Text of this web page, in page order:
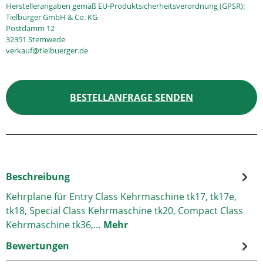
Herstellerangaben gemäß EU-Produktsicherheitsverordnung (GPSR):
Tielbürger GmbH & Co. KG
Postdamm 12
32351 Stemwede
verkauf@tielbuerger.de
BESTELLANFRAGE SENDEN
Beschreibung
Kehrplane für Entry Class Kehrmaschine tk17, tk17e,
tk18, Special Class Kehrmaschine tk20, Compact Class
Kehrmaschine tk36,… Mehr
Bewertungen